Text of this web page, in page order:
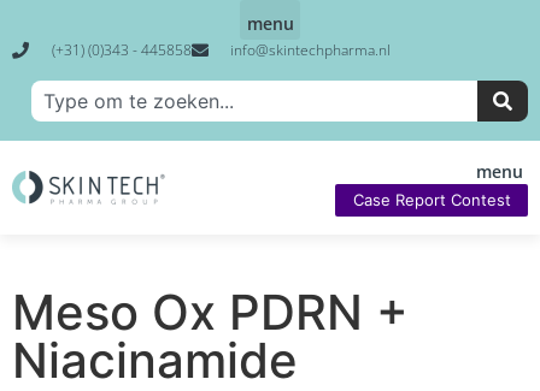
(+31) (0)343 - 445858 info@skintechpharma.nl
Case Report Contest
Meso Ox PDRN +
Niacinamide